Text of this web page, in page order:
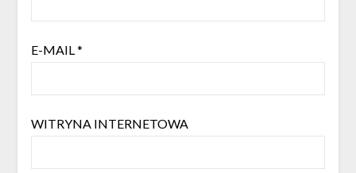
E-MAIL*
WITRYNA INTERNETOWA